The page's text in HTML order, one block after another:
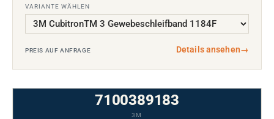
VARIANTE WÄHLEN
PREIS AUF ANFRAGE Details ansehen→
7100389183
3M